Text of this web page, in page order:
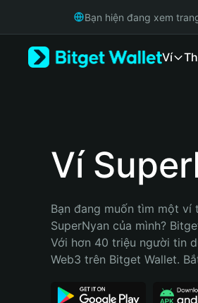
Русский
Bahasa Indonesia
Português (Brasil)
Bạn hiện đang xem
Ví
Ví
Bạn đang muốn tìm một
SuperNyan của mình?
Với hơn 40 triệu người tin
Web3 trên Bitget Wallet.